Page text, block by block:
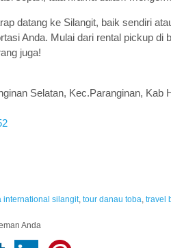
datang ke Silangit, baik sendiri
Anda. Mulai dari rental pickup di
juga!
Selatan, Kec.Paranginan, Kab
international silangit, tour danau toba travel
Anda